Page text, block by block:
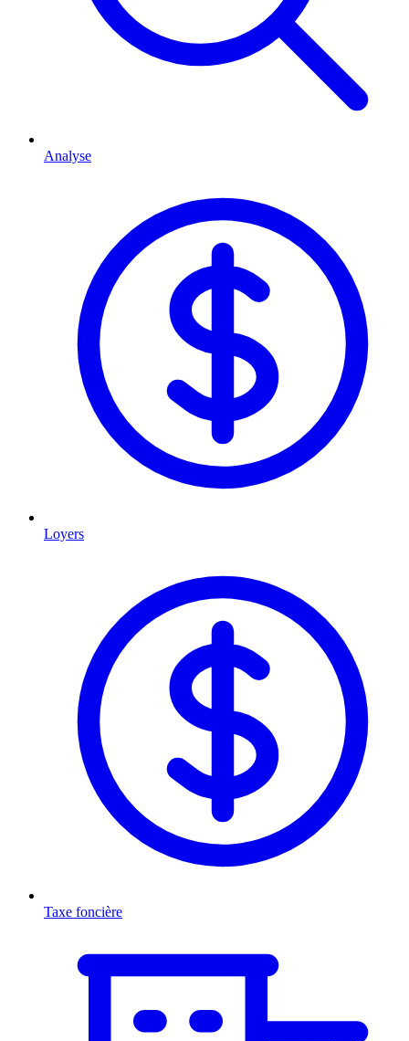
Analyse
Loyers
Taxe foncière